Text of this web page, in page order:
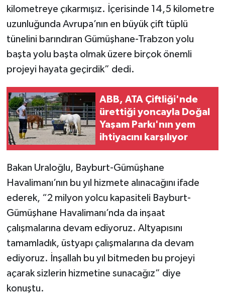
kilometreye çıkarmışız. İçerisinde 14,5 kilometre
uzunluğunda Avrupa’nın en büyük çift tüplü
tünelini barındıran Gümüşhane-Trabzon yolu
başta yolu başta olmak üzere birçok önemli
projeyi hayata geçirdik” dedi.
ABB, ATA Çiftliği'nde
ürettiği yoncayla Doğal
Yaşam Parkı'nın yem
ihtiyacını karşılıyor
Bakan Uraloğlu, Bayburt-Gümüşhane
Havalimanı’nın bu yıl hizmete alınacağını ifade
ederek, “2 milyon yolcu kapasiteli Bayburt-
Gümüşhane Havalimanı’nda da inşaat
çalışmalarına devam ediyoruz. Altyapısını
tamamladık, üstyapı çalışmalarına da devam
ediyoruz. İnşallah bu yıl bitmeden bu projeyi
açarak sizlerin hizmetine sunacağız” diye
konuştu.